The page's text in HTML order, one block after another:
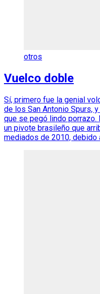
otros
Vuelco doble
Sí, primero fue la genial
de los San Antonio Spurs,
que se pegó lindo
un pivote brasileño que
mediados de 2010, debido